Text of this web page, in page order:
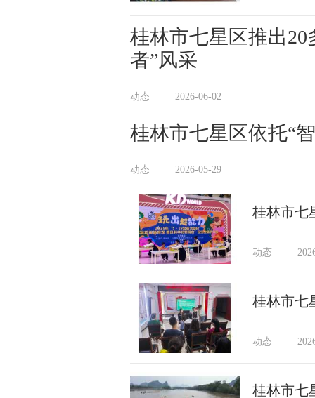
桂林市七星区推出
者”风采
动态 2026-06-02
桂林市七星区依托“
动态 2026-05-29
桂林市七
动态
桂林市七
动态
桂林市七